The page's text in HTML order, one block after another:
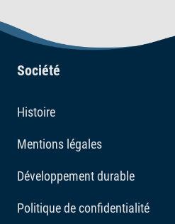
Société
Histoire
Mentions légales
Développement durable
Politique de confidentialité